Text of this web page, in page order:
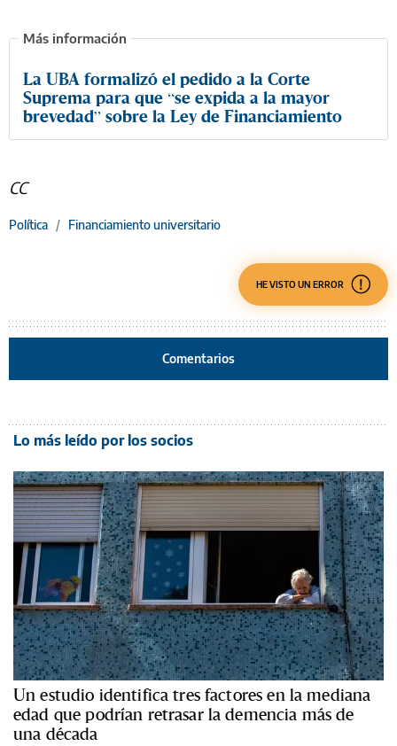
La UBA formalizó el pedido a la Corte
Suprema para que “se expida a la mayor
brevedad” sobre la Ley de Financiamiento
CC
Política / Financiamiento universitario
HE VISTO UN ERROR
Comentarios
Lo más leído por los socios
Un estudio identifica tres factores en la mediana
edad que podrían retrasar la demencia más de
una década